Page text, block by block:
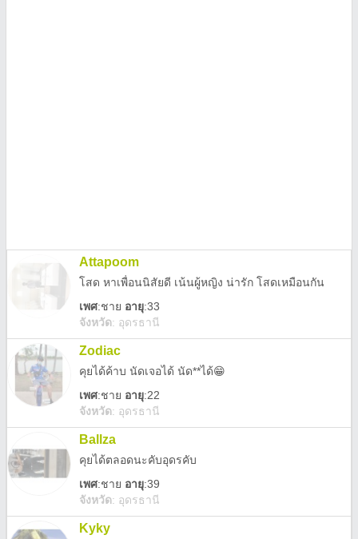
Attapoom
โสด หาเพื่อนนิสัยดี เน้นผู้หญิง น่ารัก โสดเหมือนกัน
เพศ:ชาย อายุ:33
จังหวัด: อุดรธานี
Zodiac
คุยได้ค้าบ นัดเจอได้ นัด**ได้😁
เพศ:ชาย อายุ:22
จังหวัด: อุดรธานี
Ballza
คุยได้ตลอดนะคับอุดรคับ
เพศ:ชาย อายุ:39
จังหวัด: อุดรธานี
Kyky